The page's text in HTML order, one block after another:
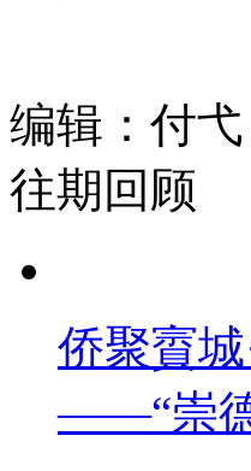
编辑：付
往期回顾
侨聚賨
——“崇